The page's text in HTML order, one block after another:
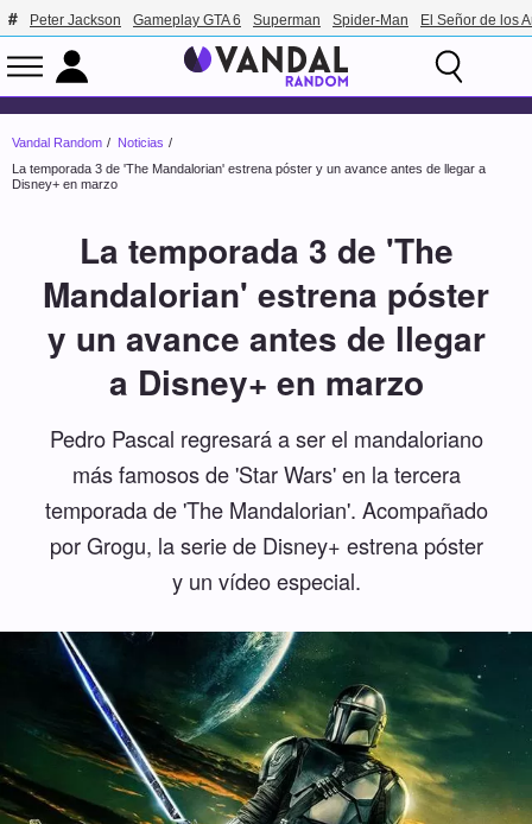
Peter Jackson Gameplay GTA 6 Superman Spider-Man El Señor de los
Vandal Random
Noticias
La temporada 3 de 'The Mandalorian' estrena póster y un avance antes de llegar a
Disney+ en marzo
La temporada 3 de 'The
Mandalorian' estrena póster
y un avance antes de llegar
a Disney+ en marzo
Pedro Pascal regresará a ser el mandaloriano
más famosos de 'Star Wars' en la tercera
temporada de 'The Mandalorian'. Acompañado
por Grogu, la serie de Disney+ estrena póster
y un vídeo especial.